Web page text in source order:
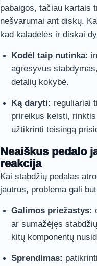
pabaigos, tačiau kartais
nešvarumai ant diskų.
kad kaladėlės ir diskai
Kodėl taip nutinka:
agresyvus
detalių kokybė.
Ką daryti: reguliariai
prireikus keisti,
užtikrinti teisingą
Neaiškus pedalo
reakcija
Kai stabdžių pedalas
jautrus, problema gali
Galimos priežastys:
ar sumažėjęs
kitų komponentų
Sprendimas: